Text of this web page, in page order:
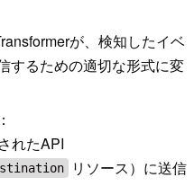
が、検知したイベ
するための適切な形式に変
れたAPI
リソース）に送信